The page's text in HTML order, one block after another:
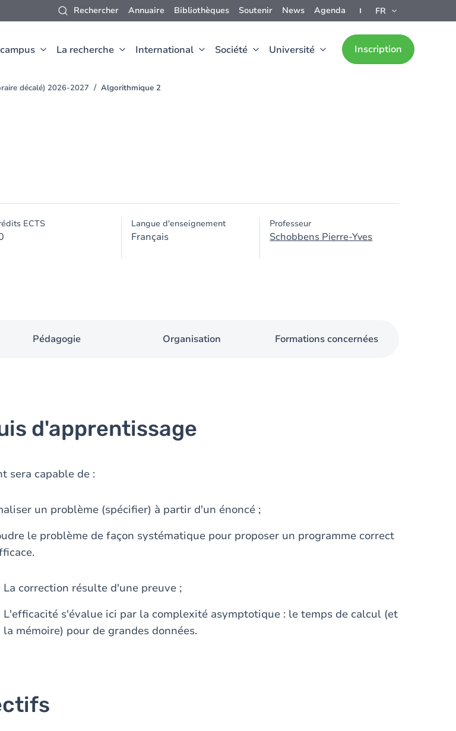
Rechercher Annuaire Bibliothèques Soutenir News Agenda FR
La recherche International Société Université Inscription
décalé) 2026-2027 Algorithmique 2
ECTS Langue d'enseignement
Français
Professeur
Schobbens Pierre-Yves
Pédagogie Organisation Formations concernées
d'apprentissage
sera capable de :
un problème (spécifier) à partir d'un énoncé ;
le problème de façon systématique pour proposer un programme correct
La correction résulte d'une preuve ;
L'efficacité s'évalue ici par la complexité asymptotique : le temps de calcul (et
la mémoire) pour de grandes données.